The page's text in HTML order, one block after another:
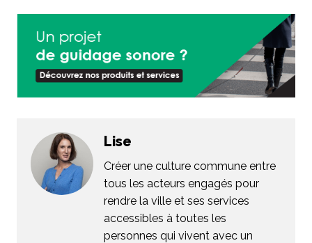
Lise
Créer une culture commune entre
tous les acteurs engagés pour
rendre la ville et ses services
accessibles à toutes les
personnes qui vivent avec un